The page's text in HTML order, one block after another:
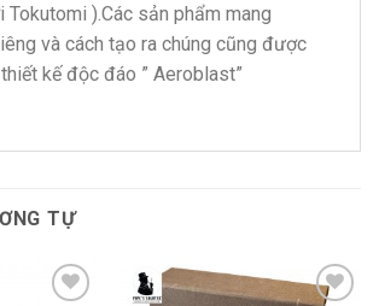
).Các sản phẩm mang
và cách tạo ra chúng cũng được
kế độc đáo ” Aeroblast”
TỰ